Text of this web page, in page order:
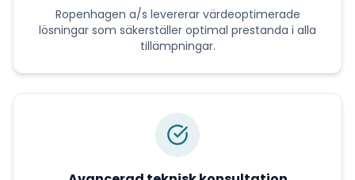
Ropenhagen a/s levererar värdeoptimerade
lösningar som säkerställer optimal prestanda i alla
tillämpningar.